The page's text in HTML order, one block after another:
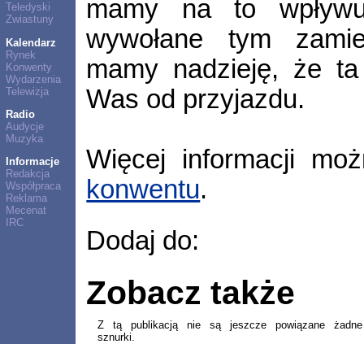
Teledyski
Zwiastuny
Kalendarz
Rynek
Konwenty
Wydarzenia
Telewizja
Radio
Audycje
Muzyka
Informacje
Redakcja
Współpraca
Reklama
Mecenat
IRC
mamy na to
wywołane tym
mamy nadzieję, że
Was od przyjazdu.
Więcej informacji
konwentu.
Dodaj do:
Zobacz także
Z tą publikacją nie są jeszcze powiązane żadne
sznurki.